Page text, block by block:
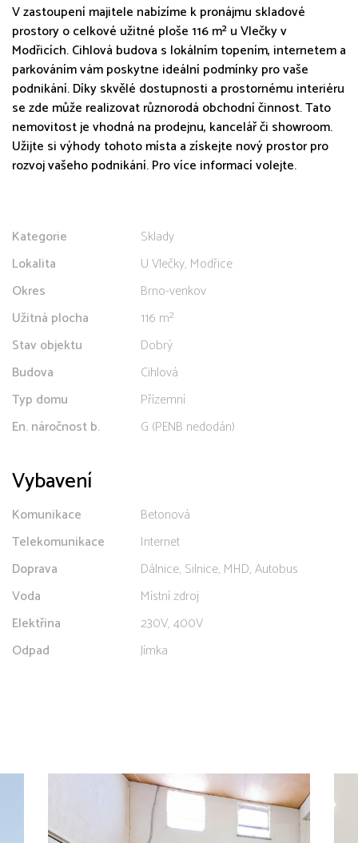
V zastoupení majitele nabízíme k pronájmu skladové
prostory o celkové užitné ploše 116 m² u Vlečky v
Modřicích. Cihlová budova s lokálním topením, internetem a
parkováním vám poskytne ideální podmínky pro vaše
podnikání. Díky skvělé dostupnosti a prostornému interiéru
se zde může realizovat různorodá obchodní činnost. Tato
nemovitost je vhodná na prodejnu, kancelář či showroom.
Užijte si výhody tohoto místa a získejte nový prostor pro
rozvoj vašeho podnikání. Pro více informací volejte.
Kategorie
Sklady
Lokalita
U Vlečky, Modřice
Okres
Brno-venkov
Užitná plocha
116 m²
Stav objektu
Dobrý
Budova
Cihlová
Typ domu
Přízemní
En. náročnost b.
G (PENB nedodán)
Vybavení
Komunikace
Betonová
Telekomunikace
Internet
Doprava
Dálnice, Silnice, MHD, Autobus
Voda
Místní zdroj
Elektřina
230V, 400V
Odpad
Jímka